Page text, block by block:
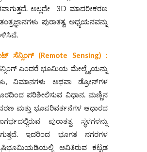
ಅಲ್ಲದೇ 3D ಮಾದರೀಕರಣ
ಪುರಾತತ್ವ ಅಧ್ಯಯನವನ್ನು
ಸೆನ್ಸಿಂಗ್ (Remote Sensing) :
ಎಂದರೆ ಭೂಮಿಯ ಮೇಲ್ಮೈಯನ್ನು
ವಿಮಾನಗಳು ಅಥವಾ ಡ್ರೋನ್‌ಗಳ
ಪರಿಶೀಲಿಸುವ ವಿಧಾನ. ಮಣ್ಣಿನ
ಮತ್ತು ಭೂಪರಿವರ್ತನೆಗಳ ಆಧಾರದ
ಪುರಾತತ್ವ ಸ್ಥಳಗಳನ್ನು
ಇದರಿಂದ ಭೂಗತ ನಗರಗಳ
ಕೃಷಿಭೂಮಿಯಡಿಯಲ್ಲಿ ಅವಿತಿರುವ ಕಟ್ಟಡ